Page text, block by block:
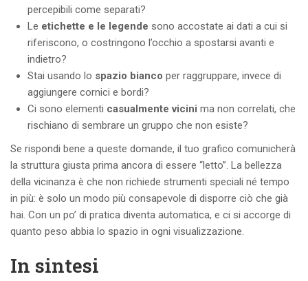
percepibili come separati?
Le etichette e le legende sono accostate ai dati a cui si
riferiscono, o costringono l’occhio a spostarsi avanti e
indietro?
Stai usando lo spazio bianco per raggruppare, invece di
aggiungere cornici e bordi?
Ci sono elementi casualmente vicini ma non correlati, che
rischiano di sembrare un gruppo che non esiste?
Se rispondi bene a queste domande, il tuo grafico comunicherà
la struttura giusta prima ancora di essere “letto”. La bellezza
della vicinanza è che non richiede strumenti speciali né tempo
in più: è solo un modo più consapevole di disporre ciò che già
hai. Con un po’ di pratica diventa automatica, e ci si accorge di
quanto peso abbia lo spazio in ogni visualizzazione.
In sintesi